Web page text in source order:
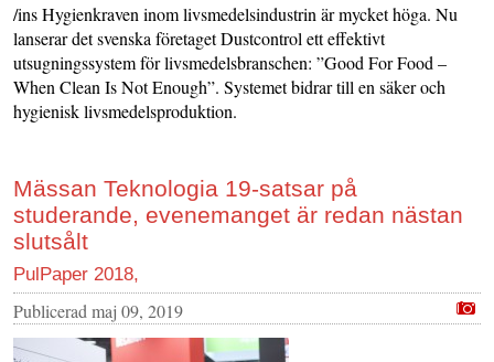
/ins Hygienkraven inom livsmedelsindustrin är mycket höga. Nu
lanserar det svenska företaget Dustcontrol ett effektivt
utsugningssystem för livsmedelsbranschen: ”Good For Food –
When Clean Is Not Enough”. Systemet bidrar till en säker och
hygienisk livsmedelsproduktion.
Mässan Teknologia 19-satsar på
studerande, evenemanget är redan nästan
slutsålt
PulPaper 2018,
Publicerad maj 09, 2019